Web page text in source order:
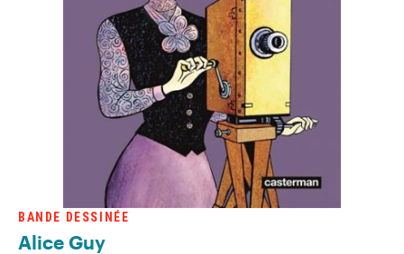
BANDE DESSINÉE
Alice Guy